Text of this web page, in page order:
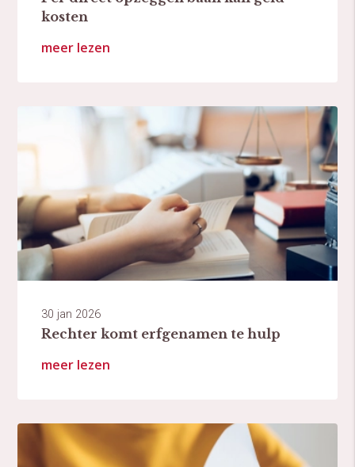
kosten
meer lezen
30 jan 2026
Rechter komt erfgenamen te hulp
meer lezen